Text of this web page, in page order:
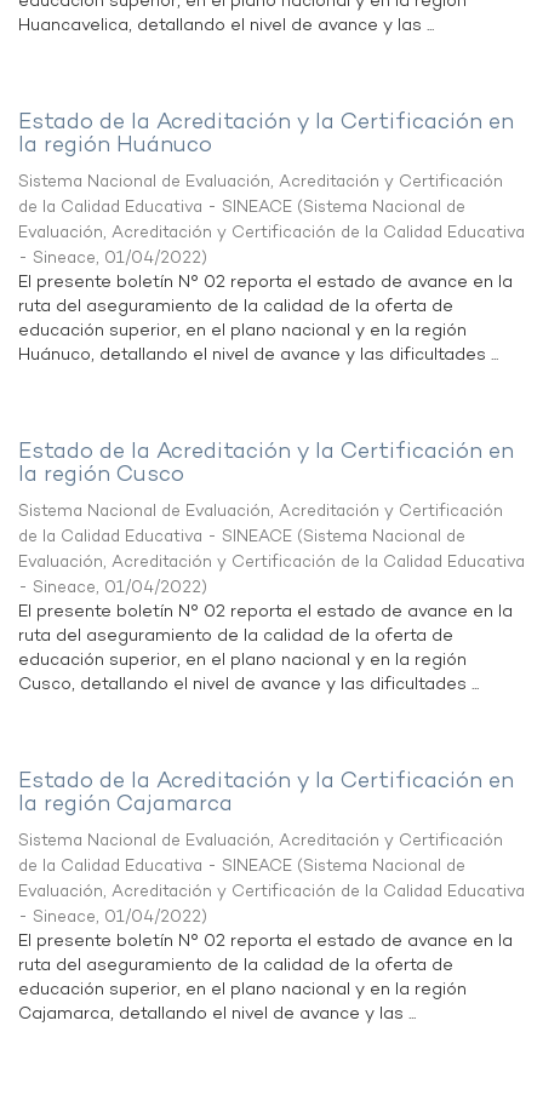
Huancavelica, detallando el nivel de avance y las ...
Estado de la Acreditación y la Certificación en
la región Huánuco
Sistema Nacional de Evaluación, Acreditación y Certificación
de la Calidad Educativa - SINEACE (Sistema Nacional de
Evaluación, Acreditación y Certificación de la Calidad Educativa
- Sineace, 01/04/2022)
El presente boletín N° 02 reporta el estado de avance en la
ruta del aseguramiento de la calidad de la oferta de
educación superior, en el plano nacional y en la región
Huánuco, detallando el nivel de avance y las dificultades ...
Estado de la Acreditación y la Certificación en
la región Cusco
Sistema Nacional de Evaluación, Acreditación y Certificación
de la Calidad Educativa - SINEACE (Sistema Nacional de
Evaluación, Acreditación y Certificación de la Calidad Educativa
- Sineace, 01/04/2022)
El presente boletín N° 02 reporta el estado de avance en la
ruta del aseguramiento de la calidad de la oferta de
educación superior, en el plano nacional y en la región
Cusco, detallando el nivel de avance y las dificultades ...
Estado de la Acreditación y la Certificación en
la región Cajamarca
Sistema Nacional de Evaluación, Acreditación y Certificación
de la Calidad Educativa - SINEACE (Sistema Nacional de
Evaluación, Acreditación y Certificación de la Calidad Educativa
- Sineace, 01/04/2022)
El presente boletín N° 02 reporta el estado de avance en la
ruta del aseguramiento de la calidad de la oferta de
educación superior, en el plano nacional y en la región
Cajamarca, detallando el nivel de avance y las ...